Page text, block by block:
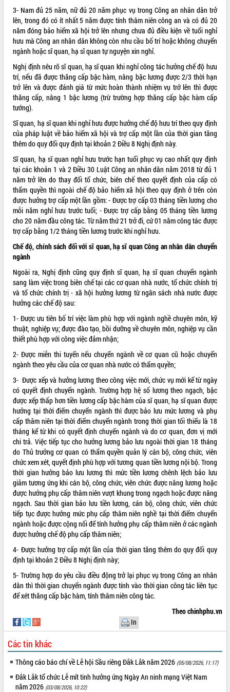
VIDEO
Không có file video nào để phát.
ALBUM ẢNH
LIÊN KẾT WEB
THỐNG KÊ TRUY CẬP
Hôm nay:
11396
3- Nam đủ 25 năm, nữ đủ 20 năm phục vụ trong Công an nhân dân trở
lên, trong đó có ít nhất 5 năm được tính thâm niên công an và có đủ 20
năm đóng bảo hiểm xã hội trở lên nhưng chưa đủ điều kiện về tuổi nghỉ
hưu mà Công an nhân dân không còn nhu cầu bố trí hoặc không chuyển
ngành hoặc sĩ quan, hạ sĩ quan tự nguyện xin nghỉ.
Nghị định nêu rõ sĩ quan, hạ sĩ quan khi nghỉ công tác hưởng chế độ hưu
trí, nếu đã được thăng cấp bậc hàm, nâng bậc lương được 2/3 thời hạn
trở lên và được đánh giá từ mức hoàn thành nhiệm vụ trở lên thì được
thăng cấp, nâng 1 bậc lương (trừ trường hợp thăng cấp bậc hàm cấp
tướng).
Sĩ quan, hạ sĩ quan khi nghỉ hưu được hưởng chế độ hưu trí theo quy định
của pháp luật về bảo hiểm xã hội và trợ cấp một lần của thời gian tăng
thêm do quy đổi quy định tại khoản 2 Điều 8 Nghị định này.
Sĩ quan, hạ sĩ quan nghỉ hưu trước hạn tuổi phục vụ cao nhất quy định
tại các khoản 1 và 2 Điều 30 Luật Công an nhân dân năm 2018 từ đủ 1
năm trở lên do thay đổi tổ chức, biên chế theo quyết định của cấp có
thẩm quyền thì ngoài chế độ bảo hiểm xã hội theo quy định ở trên còn
được hưởng trợ cấp một lần gồm: - Được trợ cấp 03 tháng tiền lương cho
mỗi năm nghỉ hưu trước tuổi; - Được trợ cấp bằng 05 tháng tiền lương
cho 20 năm đầu công tác. Từ năm thứ 21 trở đi, cứ 01 năm công tác được
trợ cấp bằng 1/2 tháng tiền lương trước khi nghỉ hưu.
Chế độ, chính sách đối với sĩ quan, hạ sĩ quan Công an nhân dân chuyển
ngành
Ngoài ra, Nghị định cũng quy định sĩ quan, hạ sĩ quan chuyển ngành
sang làm việc trong biên chế tại các cơ quan nhà nước, tổ chức chính trị
và tổ chức chính trị - xã hội hưởng lương từ ngân sách nhà nước được
hưởng các chế độ sau:
1- Được ưu tiên bố trí việc làm phù hợp với ngành nghề chuyên môn, kỹ
thuật, nghiệp vụ; được đào tạo, bồi dưỡng về chuyên môn, nghiệp vụ cần
thiết phù hợp với công việc đảm nhận;
2- Được miễn thi tuyển nếu chuyển ngành về cơ quan cũ hoặc chuyển
ngành theo yêu cầu của cơ quan nhà nước có thẩm quyền;
3- Được xếp và hưởng lương theo công việc mới, chức vụ mới kể từ ngày
có quyết định chuyển ngành. Trường hợp hệ số lương theo ngạch, bậc
được xếp thấp hơn tiền lương cấp bậc hàm của sĩ quan, hạ sĩ quan được
hưởng tại thời điểm chuyển ngành thì được bảo lưu mức lương và phụ
cấp thâm niên tại thời điểm chuyển ngành trong thời gian tối thiểu là 18
tháng kể từ khi có quyết định chuyển ngành và do cơ quan, đơn vị mới
chi trả. Việc tiếp tục cho hưởng lương bảo lưu ngoài thời gian 18 tháng
do Thủ trưởng cơ quan có thẩm quyền quản lý cán bộ, công chức, viên
chức xem xét, quyết định phù hợp với tương quan tiền lương nội bộ. Trong
thời gian hưởng bảo lưu lương thì mức tiền lương chênh lệch bảo lưu
giảm tương ứng khi cán bộ, công chức, viên chức được nâng lương hoặc
được hưởng phụ cấp thâm niên vượt khung trong ngạch hoặc được nâng
ngạch. Sau thời gian bảo lưu tiền lương, cán bộ, công chức, viên chức
tiếp tục được hưởng mức phụ cấp thâm niên nghề tại thời điểm chuyển
ngành hoặc được cộng nối để tính hưởng phụ cấp thâm niên ở các ngành
được hưởng chế độ phụ cấp thâm niên;
4- Được hưởng trợ cấp một lần của thời gian tăng thêm do quy đổi quy
định tại khoản 2 Điều 8 Nghị định này;
5- Trường hợp do yêu cầu điều động trở lại phục vụ trong Công an nhân
dân thì thời gian chuyển ngành được tính vào thời gian công tác liên tục
để xét thăng cấp bậc hàm, tính thâm niên công tác.
Theo chinhphu.vn
In
Các tin khác
Thông cáo báo chí về Lễ hội Sầu riêng Đắk Lắk năm 2026 (05/08/2026, 11:17)
Đắk Lắk tổ chức Lễ mít tinh hưởng ứng Ngày An ninh mạng Việt Nam
năm 2026 (03/08/2026, 10:22)